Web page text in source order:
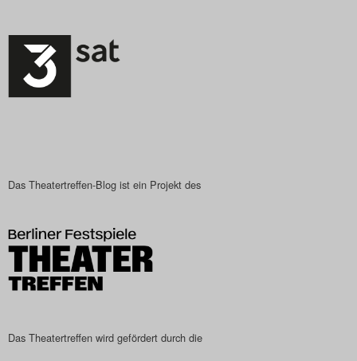
Das Theatertreffen-Blog
Das Theatertreffen-Blog
Das Theatertreffen-Blog
2023
Das Theatertreffen-Blog
2024
2025
Das Theatertreffen-Blog ist ein Projekt des
Das Theatertreffen wird gefördert durch die